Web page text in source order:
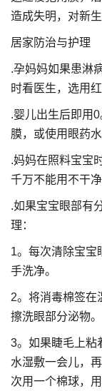
造成失明，对新
居家防治与护理
.孕妈妈如果患淋
时看医生，选用
.婴儿出生后即用
膜，或使用眼药
.妈妈在照料宝宝
千万不能用不干
.如果宝宝眼部有
理：
1。每次清除宝宝
手洗净。
2。将消毒棉签在
擦洗眼部分泌物。
3。如果睫毛上粘
水湿敷一会儿，
次用一个棉球，